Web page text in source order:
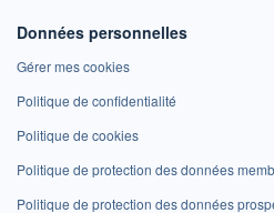
Données personnelles
Gérer mes cookies
Politique de confidentialité
Politique de cookies
Politique de protection des données
Politique de protection des données